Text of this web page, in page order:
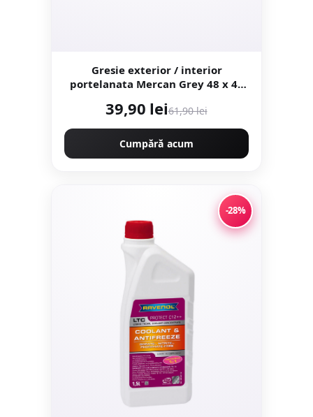
Gresie exterior / interior
portelanata Mercan Grey 48 x 48
39,90 lei61,90 lei
Cumpără acum
-28%